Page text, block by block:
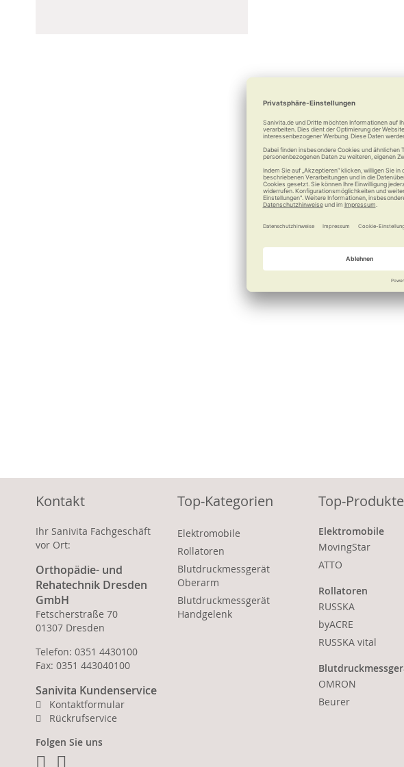
Kontakt
Ihr Sanivita Fachgeschäft
vor Ort:
Orthopädie- und
Rehatechnik Dresden
GmbH
Fetscherstraße 70
01307 Dresden
Telefon: 0351 4430100
Fax: 0351 443040100
Sanivita Kundenservice
Kontaktformular
Rückrufservice
Folgen Sie uns
Facebook
Top-Kategorien
Elektromobile
Rollatoren
Blutdruckmessgerät
Oberarm
Blutdruckmessgerät
Handgelenk
Top-Produkte
Elektromobile
MovingStar
ATTO
Rollatoren
RUSSKA
byACRE
RUSSKA vital
OMRON
Beurer